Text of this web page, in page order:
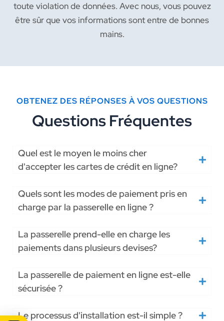
toute violation de données. Avec nous, vous pouvez
être sûr que vos informations sont entre de bonnes
mains.
OBTENEZ DES RÉPONSES À VOS QUESTIONS
Questions Fréquentes
Quel est le moyen le moins cher
d'accepter les cartes de crédit en ligne?
Quels sont les modes de paiement pris en
charge par la passerelle en ligne ?
La passerelle prend-elle en charge les
paiements dans plusieurs devises?
La passerelle de paiement en ligne est-elle
sécurisée ?
Le processus d'installation est-il simple ?